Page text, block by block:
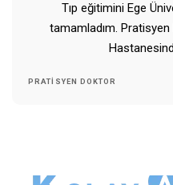
Tıp eğitimini Ege
tamamladım.
PRATISYEN DOKTOR